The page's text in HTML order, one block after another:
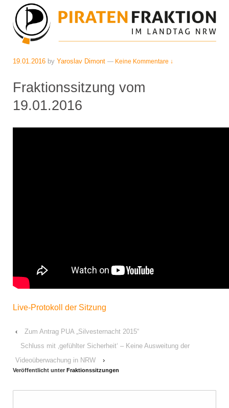
19.01.2016 by Yaroslav Dimont — Keine Kommentare ↓
Fraktionssitzung vom
19.01.2016
Live-Protokoll der Sitzung
‹
Zum Antrag PUA „Silvesternacht 2015“
Schluss mit ‚gefühlter Sicherheit‘ – Keine Ausweitung der
Videoüberwachung in NRW
›
Veröffentlicht unter Fraktionssitzungen